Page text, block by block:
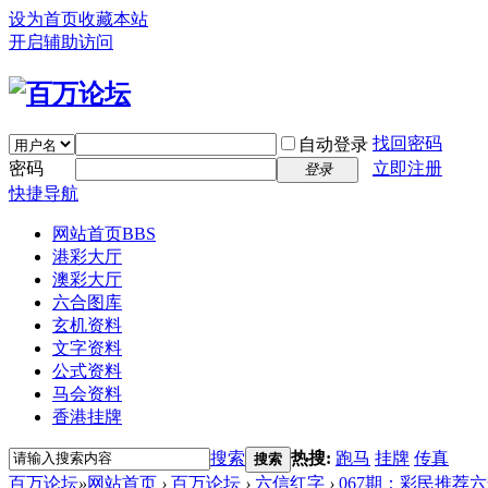
设为首页收藏本站
开启辅助访问
自动登录 找回密码
密码
登录
立即注册
快捷导航
网站首页BBS
港彩大厅
澳彩大厅
六合图库
玄机资料
文字资料
公式资料
马会资料
香港挂牌
搜索 搜索 热搜: 跑马 挂牌 传真
百万论坛»网站首页 › 百万论坛 › 六信红字 › 067期：彩民推荐